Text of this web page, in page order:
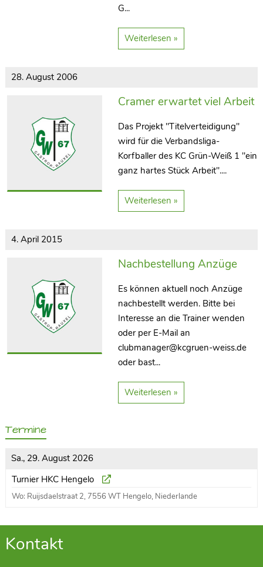
G...
Weiterlesen »
28. August 2006
Cramer erwartet viel Arbeit
Das Projekt "Titelverteidigung"
wird für die Verbandsliga-
Korfballer des KC Grün-Weiß 1 "ein
ganz hartes Stück Arbeit"....
Weiterlesen »
4. April 2015
Nachbestellung Anzüge
Es können aktuell noch Anzüge
nachbestellt werden. Bitte bei
Interesse an die Trainer wenden
oder per E-Mail an
clubmanager@kcgruen-weiss.de
oder bast...
Weiterlesen »
Termine
Sa., 29. August 2026
Turnier HKC Hengelo
Wo: Ruijsdaelstraat 2, 7556 WT Hengelo, Niederlande
Kontakt